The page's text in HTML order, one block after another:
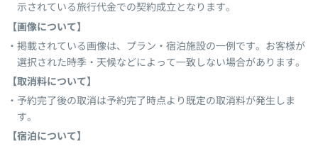
示されている旅行代金での契約成立となります。
【画像について】
掲載されている画像は、プラン・宿泊施設の一例です。お客様が
選択された時季・天候などによって一致しない場合があります。
【取消料について】
予約完了後の取消は予約完了時点より既定の取消料が発生しま
す。
【宿泊について】